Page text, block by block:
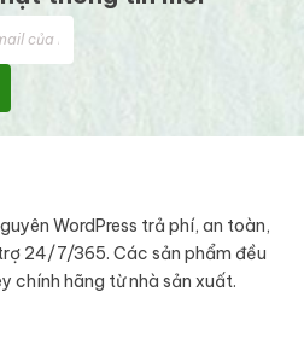
WordPress trả phí, an toàn,
24/7/365. Các sản phẩm đều
chính hãng từ nhà sản xuất.